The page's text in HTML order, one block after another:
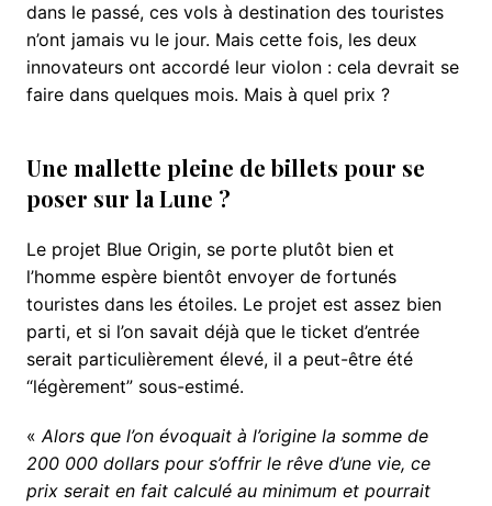
dans le passé, ces vols à destination des touristes
n’ont jamais vu le jour. Mais cette fois, les deux
innovateurs ont accordé leur violon : cela devrait se
faire dans quelques mois. Mais à quel prix ?
Une mallette pleine de billets pour se
poser sur la Lune ?
Le projet Blue Origin, se porte plutôt bien et
l’homme espère bientôt envoyer de fortunés
touristes dans les étoiles. Le projet est assez bien
parti, et si l’on savait déjà que le ticket d’entrée
serait particulièrement élevé, il a peut-être été
“légèrement” sous-estimé.
«Alors que l’on évoquait à l’origine la somme de
200 000 dollars pour s’offrir le rêve d’une vie, ce
prix serait en fait calculé au minimum et pourrait